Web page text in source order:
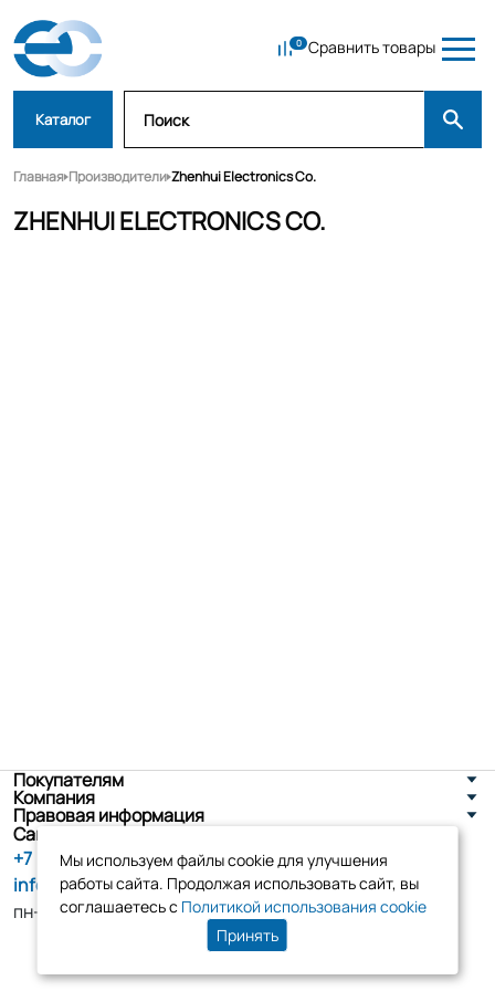
Сравнить товары
Каталог
Главная Производители Zhenhui Electronics Co.
ZHENHUI ELECTRONICS CO.
Покупателям
Компания
Правовая информация
Санкт-Петербург, ул. Новоселов д. 8
+7 (800) 555-86-90
info@tk-elko.ru
пн-пт, 10:00 - 18:00
Мы используем файлы cookie для улучшения
работы сайта. Продолжая использовать сайт, вы
соглашаетесь с Политикой использования cookie
Принять